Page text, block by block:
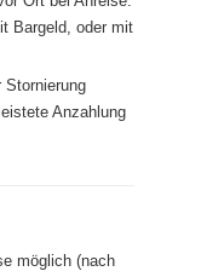
Bargeld, oder mit
Stornierung
Anzahlung
möglich (nach